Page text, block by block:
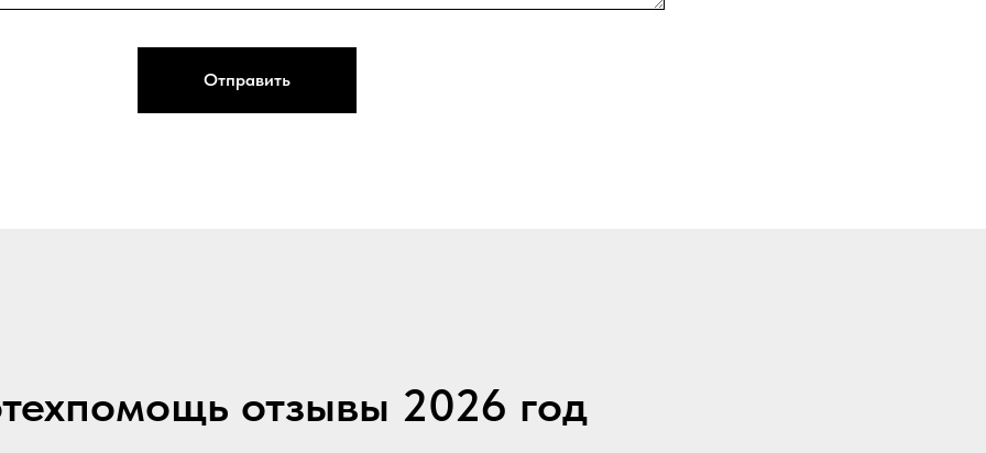
Отправить
отзывы 2026 год